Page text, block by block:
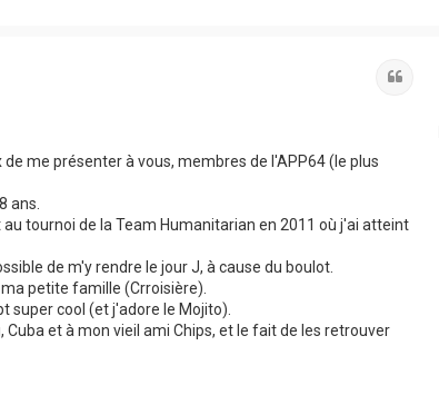
me présenter à vous, membres de l'APP64 (le plus
ans.
tournoi de la Team Humanitarian en 2011 où j'ai atteint
de m'y rendre le jour J, à cause du boulot.
petite famille (Crroisière).
super cool (et j'adore le Mojito).
et à mon vieil ami Chips, et le fait de les retrouver